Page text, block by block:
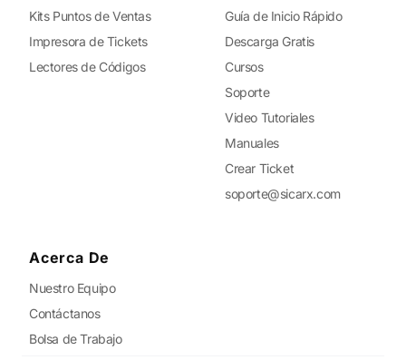
Kits Puntos de Ventas
Impresora de Tickets
Lectores de Códigos
Guía de Inicio Rápido
Descarga Gratis
Cursos
Soporte
Video Tutoriales
Manuales
Crear Ticket
soporte@sicarx.com
Acerca De
Nuestro Equipo
Contáctanos
Bolsa de Trabajo